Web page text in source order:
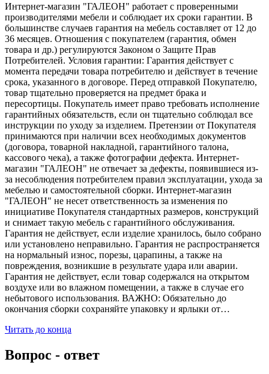
Интернет-магазин "ГАЛЕОН" работает с проверенными
производителями мебели и соблюдает их сроки гарантии. В
большинстве случаев гарантия на мебель составляет от 12 до
36 месяцев. Отношения с покупателем (гарантия, обмен
товара и др.) регулируются Законом о Защите Прав
Потребителей. Условия гарантии: Гарантия действует с
момента передачи товара потребителю и действует в течение
срока, указанного в договоре. Перед отправкой Покупателю,
товар тщательно проверяется на предмет брака и
пересортицы. Покупатель имеет право требовать исполнение
гарантийных обязательств, если он тщательно соблюдал все
инструкции по уходу за изделием. Претензии от Покупателя
принимаются при наличии всех необходимых документов
(договора, товарной накладной, гарантийного талона,
кассового чека), а также фотографии дефекта. Интернет-
магазин "ГАЛЕОН" не отвечает за дефекты, появившиеся из-
за несоблюдения потребителем правил эксплуатации, ухода за
мебелью и самостоятельной сборки. Интернет-магазин
"ГАЛЕОН" не несет ответственность за изменения по
инициативе Покупателя стандартных размеров, конструкций
и снимает такую мебель с гарантийного обслуживания.
Гарантия не действует, если изделие хранилось, было собрано
или установлено неправильно. Гарантия не распространяется
на нормальный износ, порезы, царапины, а также на
повреждения, возникшие в результате удара или аварии.
Гарантия не действует, если товар содержался на открытом
воздухе или во влажном помещении, а также в случае его
небытового использования. ВАЖНО: Обязательно до
окончания сборки сохраняйте упаковку и ярлыки от…
Читать до конца
Вопрос - ответ